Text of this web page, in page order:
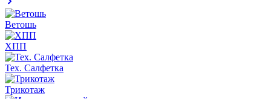
Ветошь
ХПП
Тех. Салфетка
Трикотаж